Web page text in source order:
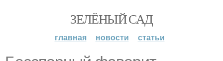
ЗЕЛЁНЫЙ САД
главная новости статьи